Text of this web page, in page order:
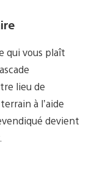
qui vous plaît
lieu de
à l’aide
devient